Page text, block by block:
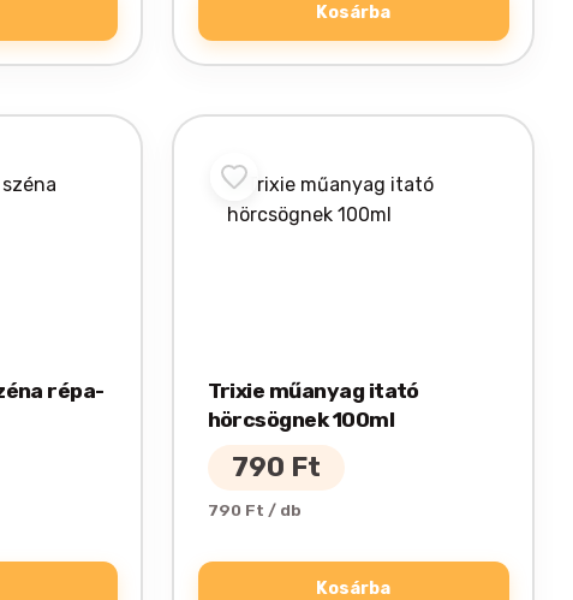
Kosárba
répa-
Trixie műanyag itató
hörcsögnek 100ml
790 Ft
790 Ft / db
Kosárba